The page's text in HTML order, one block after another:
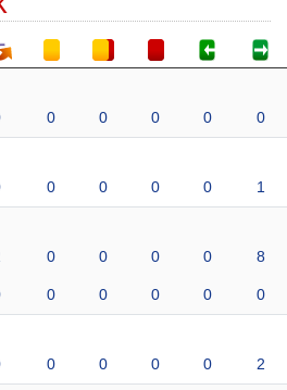
0 0 0 0 0
0 0 0 0 1
0 0 0 0 8
0 0 0 0 0
0 0 0 0 2